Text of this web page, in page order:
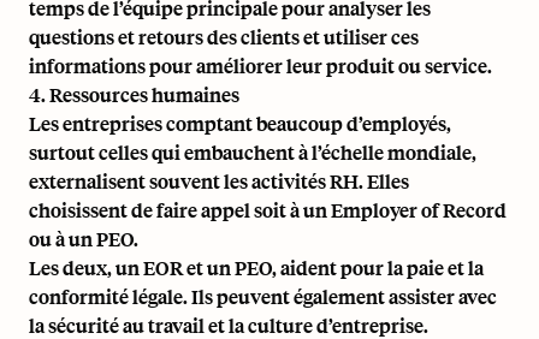
temps de l’équipe principale pour analyser les
questions et retours des clients et utiliser ces
informations pour améliorer leur produit ou service.
4. Ressources humaines
Les entreprises comptant beaucoup d’employés,
surtout celles qui embauchent à l’échelle mondiale,
externalisent souvent les activités RH. Elles
choisissent de faire appel soit à unEmployer of Record
ou à un PEO.
Les deux, un EOR et un PEO, aident pour la paie et la
conformité légale. Ils peuvent également assister avec
la sécurité au travail et la culture d’entreprise.